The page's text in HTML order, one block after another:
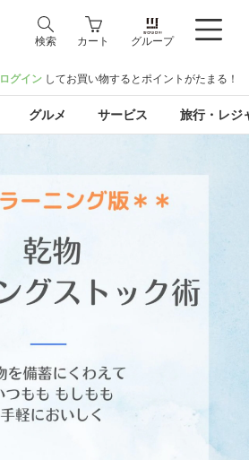
検索 カート グループ
ログイン してお買い物するとポイントがたまる！
グルメ サービス 旅行・レジ